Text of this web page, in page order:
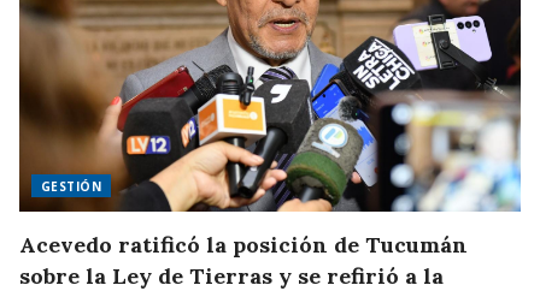
GESTIÓN
Acevedo ratificó la posición de Tucumán
sobre la Ley de Tierras y se refirió a la